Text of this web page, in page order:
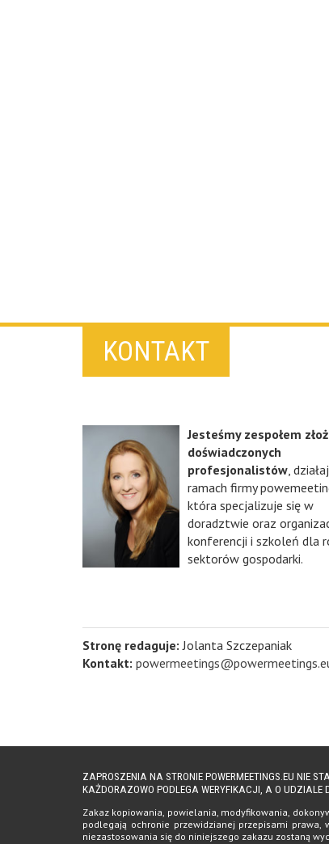
KONTAKT
Jesteśmy zespołem
doświadczonych
profesjonalistów,
ramach firmy
która specjalizuje się w
doradztwie oraz
konferencji i szkoleń dla
sektorów gospodarki.
Stronę redaguje: Jolanta Szczepaniak
Kontakt:
ZAPROSZENIA NA STRONIE POWERMEETINGS.EU NIE
KAŻDORAZOWO PODLEGA WERYFIKACJI, A O UDZIALE
Zakaz kopiowania, powielania, modyfikowania,
podlegają ochronie przewidzianej przepisami
niezastosowania się do niniejszego zakazu zostaną